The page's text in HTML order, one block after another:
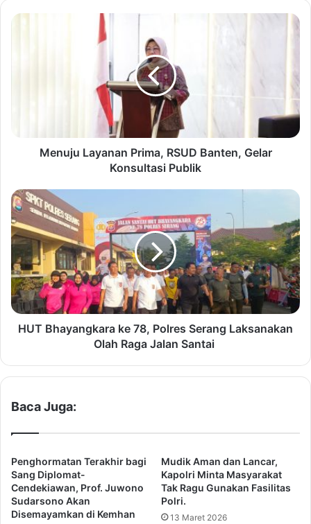
n
P
r
i
a
,
R
S
a
e
G
e
l
a
r
Menuju Layanan Prima, RSUD Banten, Gelar
Konsultasi Publik
H
U
T
B
a
y
a
n
k
e
,
P
o
l
r
HUT Bhayangkara ke 78, Polres Serang Laksanakan
Olah Raga Jalan Santai
Baca Juga:
Penghormatan Terakhir bagi
Sang Diplomat-
Cendekiawan, Prof. Juwono
Sudarsono Akan
Disemayamkan di Kemhan
Mudik Aman dan Lancar,
Kapolri Minta Masyarakat
Tak Ragu Gunakan Fasilitas
Polri.
13 Maret 2026